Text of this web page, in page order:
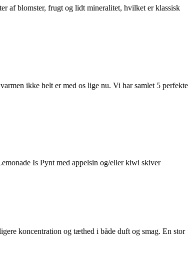
af blomster, frugt og lidt mineralitet, hvilket er klassisk
ikke helt er med os lige nu. Vi har samlet 5 perfekte
Is Pynt med appelsin og/eller kiwi skiver
koncentration og tæthed i både duft og smag. En stor